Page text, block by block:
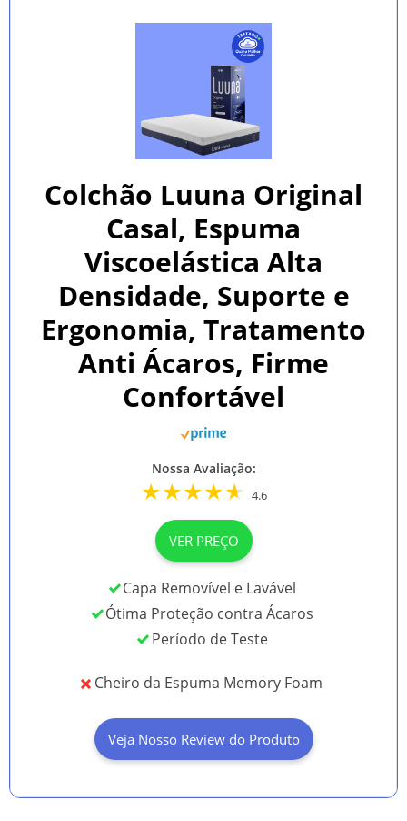
Colchão Luuna Original
Casal, Espuma
Viscoelástica Alta
Densidade, Suporte e
Ergonomia, Tratamento
Anti Ácaros, Firme
Confortável
Nossa Avaliação:
4.6
VER PREÇO
Capa Removível e Lavável
Ótima Proteção contra Ácaros
Período de Teste
Cheiro da Espuma Memory Foam
Veja Nosso Review do Produto